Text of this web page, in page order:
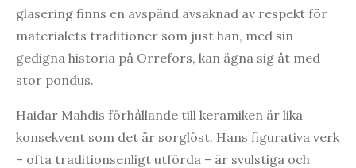
glasering finns en avspänd avsaknad av respekt för
materialets traditioner som just han, med sin
gedigna historia på Orrefors, kan ägna sig åt med
stor pondus.
Haidar Mahdis förhållande till keramiken är lika
konsekvent som det är sorglöst. Hans figurativa verk
– ofta traditionsenligt utförda – är svulstiga och